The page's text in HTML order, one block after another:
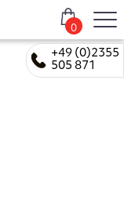
+49 (0)2355
505 871
0